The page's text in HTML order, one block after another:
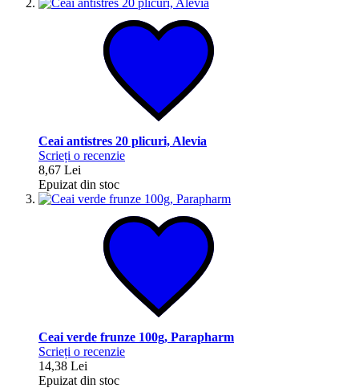
Ceai antistres 20 plicuri, Alevia
Scrieți o recenzie
8,67 Lei
Epuizat din stoc
Ceai verde frunze 100g, Parapharm
Scrieți o recenzie
14,38 Lei
Epuizat din stoc